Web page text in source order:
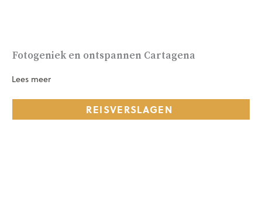
Fotogeniek en ontspannen Cartagena
Lees meer
REISVERSLAGEN